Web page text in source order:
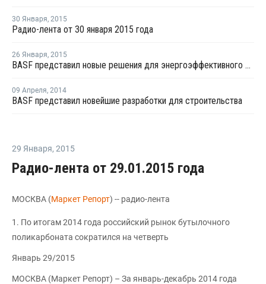
30 Января, 2015
Радио-лента от 30 января 2015 года
26 Января, 2015
BASF представил новые решения для энергоэффективного и экологичного строительства
09 Апреля, 2014
BASF представил новейшие разработки для строительства
29 Января, 2015
Радио-лента от 29.01.2015 года
МОСКВА (Маркет Репорт) -- радио-лента
1. По итогам 2014 года российский рынок бутылочного
поликарбоната сократился на четверть
Январь 29/2015
МОСКВА (Маркет Репорт) – За январь-декабрь 2014 года